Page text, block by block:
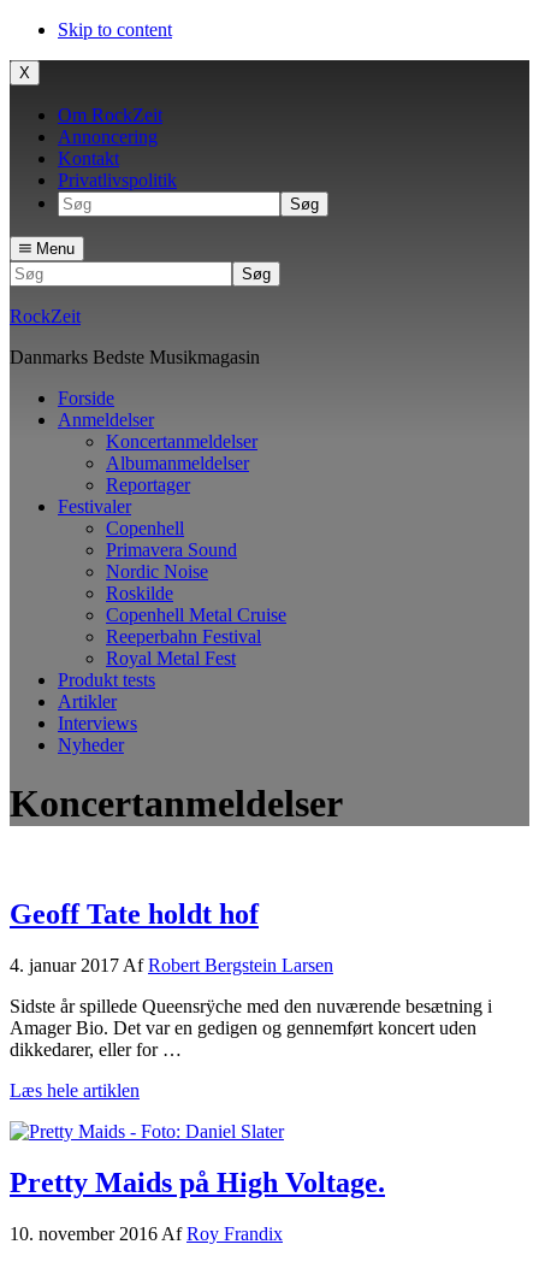
Skip to content
X
Om RockZeit
Annoncering
Kontakt
Privatlivspolitik
Søg
Menu
Søg
RockZeit
Danmarks Bedste Musikmagasin
Forside
Anmeldelser
Koncertanmeldelser
Albumanmeldelser
Reportager
Festivaler
Copenhell
Primavera Sound
Nordic Noise
Roskilde
Copenhell Metal Cruise
Reeperbahn Festival
Royal Metal Fest
Produkt tests
Artikler
Interviews
Nyheder
Koncertanmeldelser
Geoff Tate holdt hof
4. januar 2017 AfRobert Bergstein Larsen
Sidste år spillede Queensrÿche med den nuværende besætning i
Amager Bio. Det var en gedigen og gennemført koncert uden
dikkedarer, eller for …
Læs hele artiklen
Tate
hof
Pretty Maids på High Voltage.
10. november 2016 AfRoy Frandix